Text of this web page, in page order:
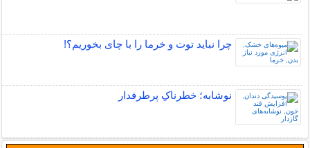
چرا نباید توت و خرما را با چای بخوریم؟!
نوشابه؛ خطرناکِ پرطرفدار